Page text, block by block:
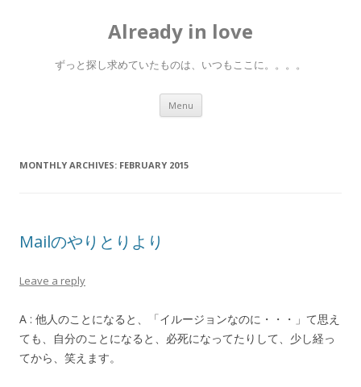
Already in love
ずっと探し求めていたものは、いつもここに。。。。
Menu Skip
content
MONTHLY ARCHIVES: FEBRUARY 2015
Mailのやりとりより
Leave a reply
A : 他人のことになると、「イルージョンなのに・・・」て思え
ても、自分のことになると、必死になってたりして、少し経っ
てから、笑えます。